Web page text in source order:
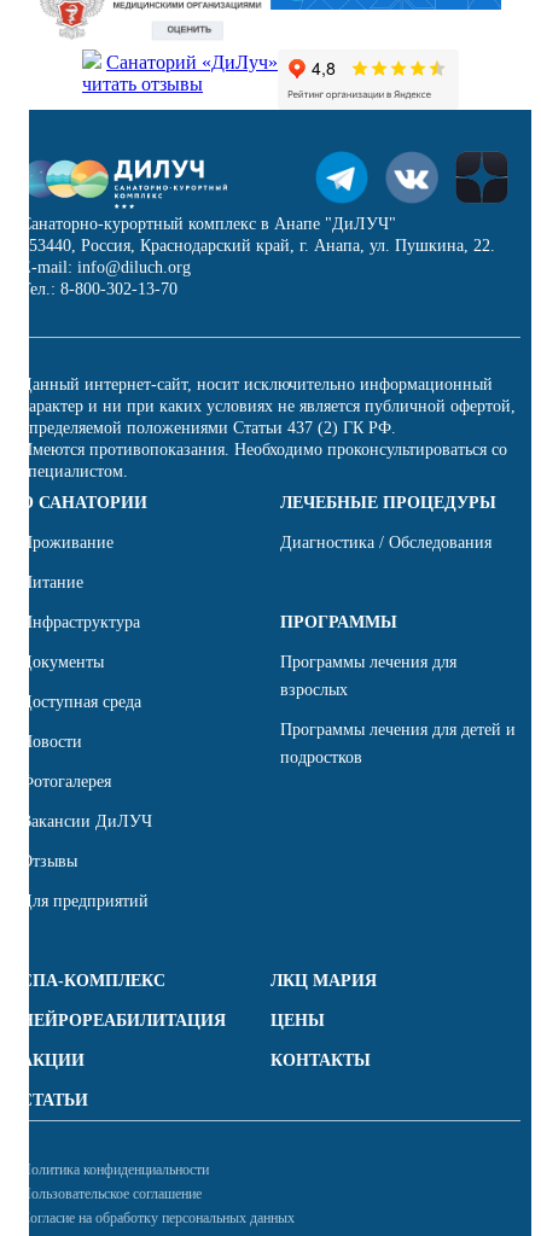
Санаторий «ДиЛуч»
читать отзывы
Санаторно-курортный комплекс в Анапе "ДиЛУЧ"
353440, Россия, Краснодарский край, г. Анапа, ул. Пушкина, 22.
E-mail: info@diluch.org
Тел.: 8-800-302-13-70
Данный интернет-сайт, носит исключительно информационный
характер и ни при каких условиях не является публичной офертой,
определяемой положениями Статьи 437 (2) ГК РФ.
Имеются противопоказания. Необходимо проконсультироваться со
специалистом.
О САНАТОРИИ
Проживание
Питание
Инфраструктура
Документы
Доступная среда
Новости
Фотогалерея
Вакансии ДиЛУЧ
Отзывы
Для предприятий
ЛЕЧЕБНЫЕ ПРОЦЕДУРЫ
Диагностика / Обследования
ПРОГРАММЫ
Программы лечения для
взрослых
Программы лечения для детей и
подростков
СПА-КОМПЛЕКС ЛКЦ МАРИЯ
НЕЙРОРЕАБИЛИТАЦИЯ ЦЕНЫ
АКЦИИ КОНТАКТЫ
СТАТЬИ
Политика конфиденциальности
Пользовательское соглашение
Согласие на обработку персональных данных